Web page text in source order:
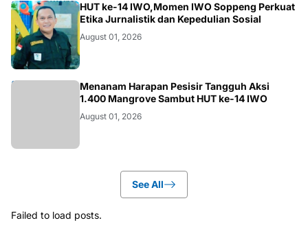
NEWS
HUT ke-14 IWO,Momen IWO Soppeng Perkuat
Etika Jurnalistik dan Kepedulian Sosial
August 01, 2026
Menanam Harapan Pesisir Tangguh Aksi
1.400 Mangrove Sambut HUT ke-14 IWO
August 01, 2026
See All
Failed to load posts.